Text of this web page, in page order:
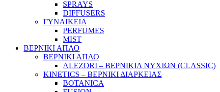
SPRAYS
DIFFUSERS
ΓΥΝΑΙΚΕΙΑ
PERFUMES
MIST
ΒΕΡΝΙΚΙ ΑΠΛΟ
ΒΕΡΝΙΚΙ ΑΠΛΟ
ALEZORI – ΒΕΡΝΙΚΙΑ ΝΥΧΙΩΝ (CLASSIC)
KINETICS – ΒΕΡΝΙΚΙ ΔΙΑΡΚΕΙΑΣ
BOTANICA